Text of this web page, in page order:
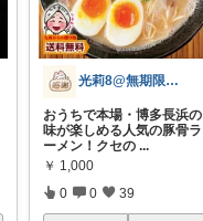
光莉8@無期限休止中。
おうちで本場・博多長浜の
味が楽しめる人気の豚骨ラ
ーメン！クセの ...
￥ 1,000
0 0 39